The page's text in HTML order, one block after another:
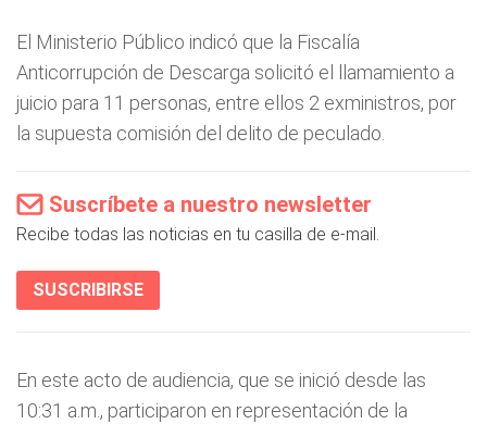
El Ministerio Público indicó que la Fiscalía
Anticorrupción de Descarga solicitó el llamamiento a
juicio para 11 personas, entre ellos 2 exministros, por
la supuesta comisión del delito de peculado.
Suscríbete a nuestro newsletter
Recibe todas las noticias en tu casilla de e-mail.
SUSCRIBIRSE
En este acto de audiencia, que se inició desde las
10:31 a.m., participaron en representación de la